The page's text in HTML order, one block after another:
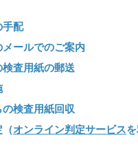
手配
ールでのご案内
査用紙の郵送
検査用紙回収
（オンライン判定サービスを